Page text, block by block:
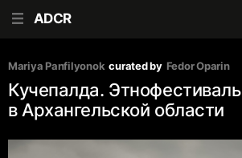
ADCR
Mariya Panfilyonok curated by Fedor Oparin
Кучепалда. Этнофестиваль
в Архангельской области